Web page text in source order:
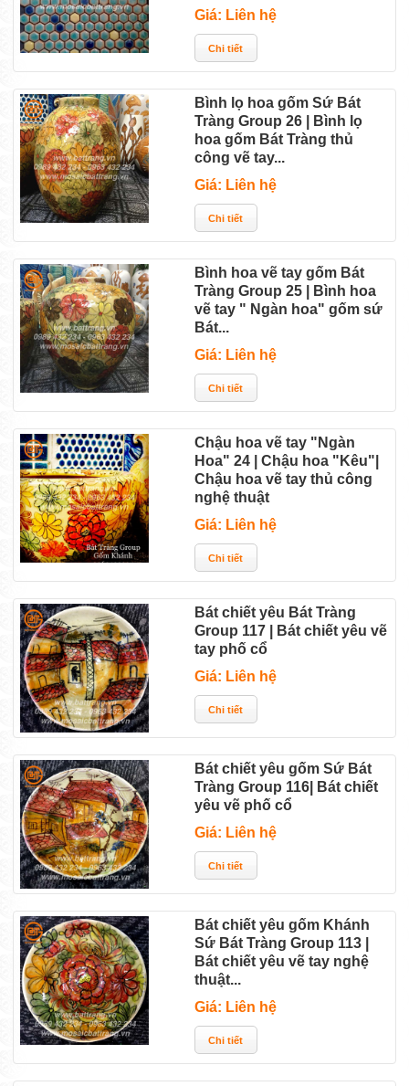
Giá: Liên hệ
Bình lọ hoa gốm Sứ Bát
Tràng Group 26 | Bình lọ
hoa gốm Bát Tràng thủ
công vẽ tay...
Giá: Liên hệ
Bình hoa vẽ tay gốm Bát
Tràng Group 25 | Bình hoa
vẽ tay " Ngàn hoa" gốm sứ
Bát...
Giá: Liên hệ
Chậu hoa vẽ tay "Ngàn
Hoa" 24 | Chậu hoa "Kêu"|
Chậu hoa vẽ tay thủ công
nghệ thuật
Giá: Liên hệ
Bát chiết yêu Bát Tràng
Group 117 | Bát chiết yêu vẽ
tay phố cổ
Giá: Liên hệ
Bát chiết yêu gốm Sứ Bát
Tràng Group 116| Bát chiết
yêu vẽ phố cổ
Giá: Liên hệ
Bát chiết yêu gốm Khánh
Sứ Bát Tràng Group 113 |
Bát chiết yêu vẽ tay nghệ
thuật...
Giá: Liên hệ